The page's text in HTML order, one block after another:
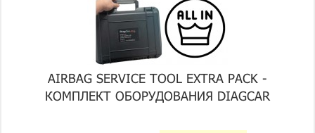
AIRBAG SERVICE TOOL EXTRA PACK -
КОМПЛЕКТ ОБОРУДОВАНИЯ DIAGCAR